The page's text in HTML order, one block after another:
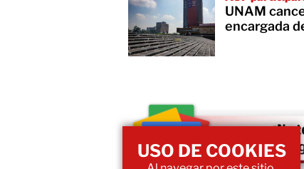
UNAM
encargada
USO DE COOKIES